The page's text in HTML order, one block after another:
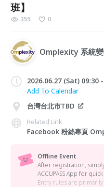
班】
359 0
Omplexity 系統
2026.06.27 (Sat) 09:30
Add To Calendar
台灣台北市TBD
Related Link
Facebook 粉絲專頁
Offline Event
After registration,
ACCUPASS App for
Entry rules are